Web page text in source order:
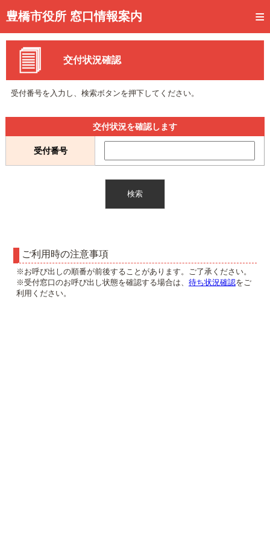
豊橋市役所 窓口情報案内
トップページ
事前予約
予約状況確認
待ち状況確認
交付状況確認
交付状況確認
受付番号を入力し、検索ボタンを押下してください。
交付状況を確認します
受付番号
ご利用時の注意事項
※お呼び出しの順番が前後することがあります。ご了承ください。
※受付窓口のお呼び出し状態を確認する場合は、 待ち状況確認をご
利用ください。